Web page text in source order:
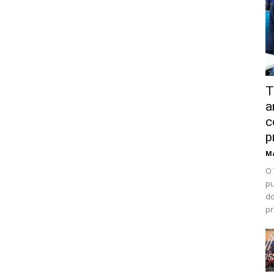
O